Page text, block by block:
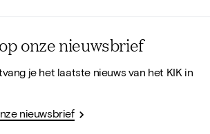
onze nieuwsbrief
je het laatste nieuws van het KIK in
nieuwsbrief